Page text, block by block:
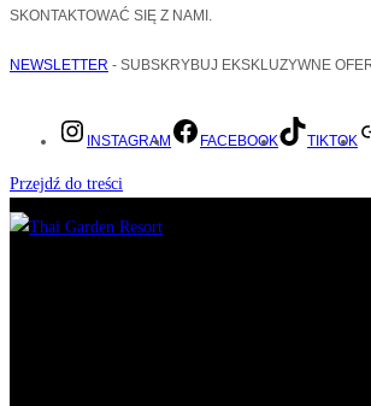
SKONTAKTOWAĆ SIĘ Z NAMI.
NEWSLETTER - SUBSKRYBUJ EKSKLUZYWNE
INSTAGRAM FACEBOOK TIKTOK
Przejdź do treści